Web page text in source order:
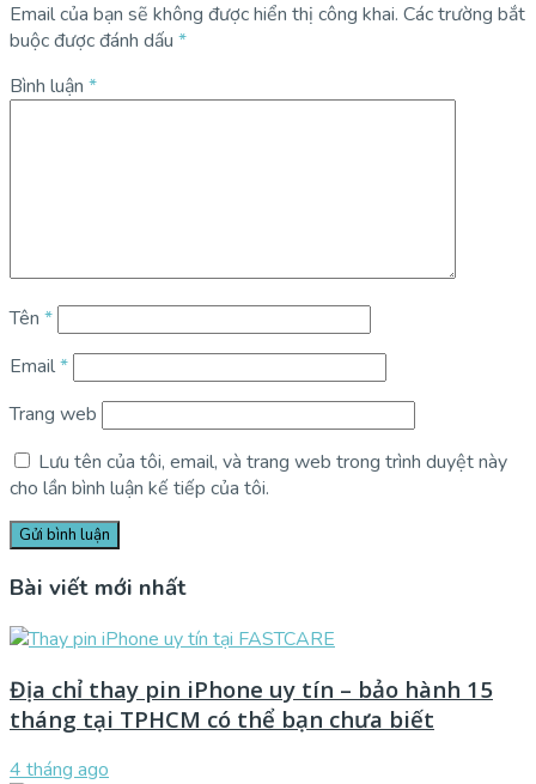
Email của bạn sẽ không được hiển thị công khai. Các trường bắt
buộc được đánh dấu *
Bình luận *
Tên *
Email*
Trang web
Lưu tên của tôi, email, và trang web trong trình duyệt này
cho lần bình luận kế tiếp của tôi.
Bài viết mới nhất
Địa chỉ thay pin iPhone uy tín – bảo hành 15
tháng tại TPHCM có thể bạn chưa biết
4 tháng ago